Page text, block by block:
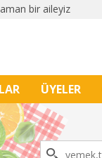
bir aileyiz
ÜYELER